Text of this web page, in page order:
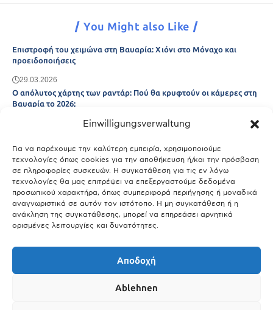
Einwilligungsverwaltung
Για να παρέχουμε την καλύτερη εμπειρία, χρησιμοποιούμε
τεχνολογίες όπως cookies για την αποθήκευση ή/και την πρόσβαση
σε πληροφορίες συσκευών. Η συγκατάθεση για τις εν λόγω
τεχνολογίες θα μας επιτρέψει να επεξεργαστούμε δεδομένα
προσωπικού χαρακτήρα, όπως συμπεριφορά περιήγησης ή μοναδικά
αναγνωριστικά σε αυτόν τον ιστότοπο. Η μη συγκατάθεση ή η
ανάκληση της συγκατάθεσης, μπορεί να επηρεάσει αρνητικά
ορισμένες λειτουργίες και δυνατότητες.
Αποδοχή
Ablehnen
You Might also Like
Επιστροφή του χειμώνα στη Βαυαρία: Χιόνι στο Μόναχο και
προειδοποιήσεις
29.03.2026
Ο απόλυτος χάρτης των ραντάρ: Πού θα κρυφτούν οι κάμερες στη
Βαυαρία το 2026;
Μόναχο;
25.03.2026
Θύελλα χτυπά το Μόναχο: Κίνδυνος από τους ισχυρούς ανέμους
και τις καταιγίδες
25.03.2026